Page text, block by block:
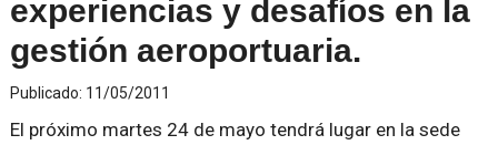
experiencias y desafíos en la
gestión aeroportuaria.
Publicado: 11/05/2011
El próximo martes 24 de mayo tendrá lugar en la sede